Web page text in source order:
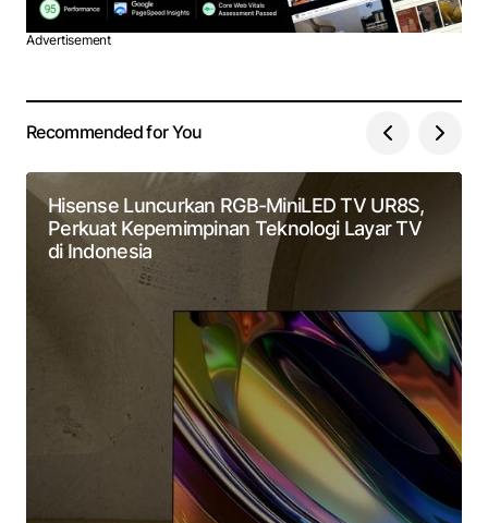
Advertisement
Recommended for You
Hisense Luncurkan RGB-MiniLED TV UR8S,
Perkuat Kepemimpinan Teknologi Layar TV
di Indonesia